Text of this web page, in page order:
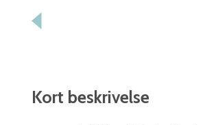
Kort beskrivelse